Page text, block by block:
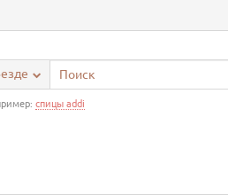
спицы addi